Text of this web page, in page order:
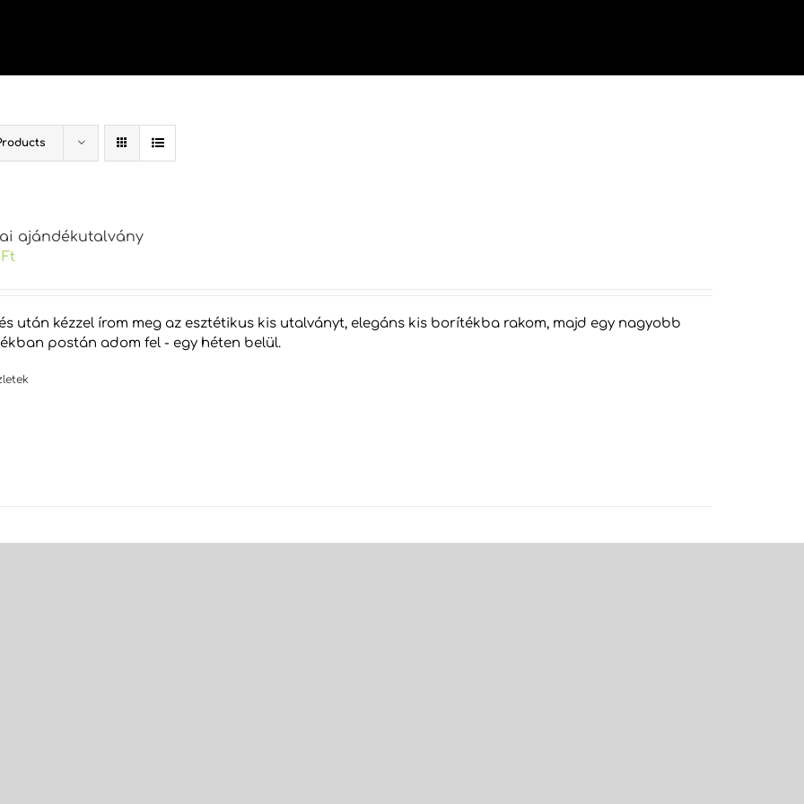
ajándékutalvány
Ft
után kézzel írom meg az esztétikus kis utalványt, elegáns kis borítékba rakom, majd egy nagyobb
postán adom fel - egy héten belül.